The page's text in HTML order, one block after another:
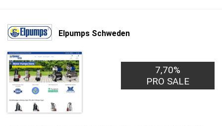
Elpumps Schweden
7,70%
PRO SALE